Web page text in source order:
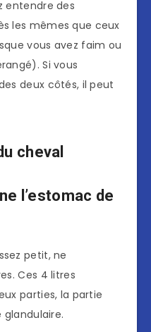
entendre des
les mêmes que ceux
vous avez faim ou
Si vous
deux côtés, il peut
cheval
l’estomac de
petit, ne
Ces 4 litres
parties, la partie